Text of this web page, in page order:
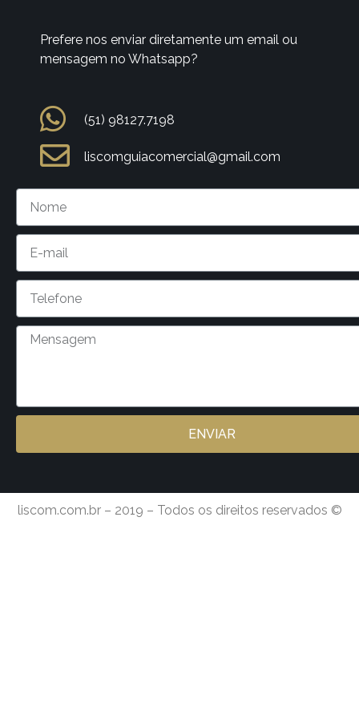
Prefere nos enviar diretamente um email ou
mensagem no Whatsapp?
(51) 98127.7198
liscomguiacomercial@gmail.com
ENVIAR
liscom.com.br – 2019 – Todos os direitos reservados ©